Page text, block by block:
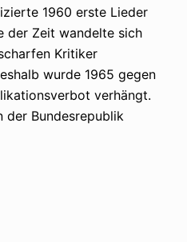
1960 erste Lieder
der Zeit wandelte sich
Kritiker
wurde 1965 gegen
verhängt.
der Bundesrepublik